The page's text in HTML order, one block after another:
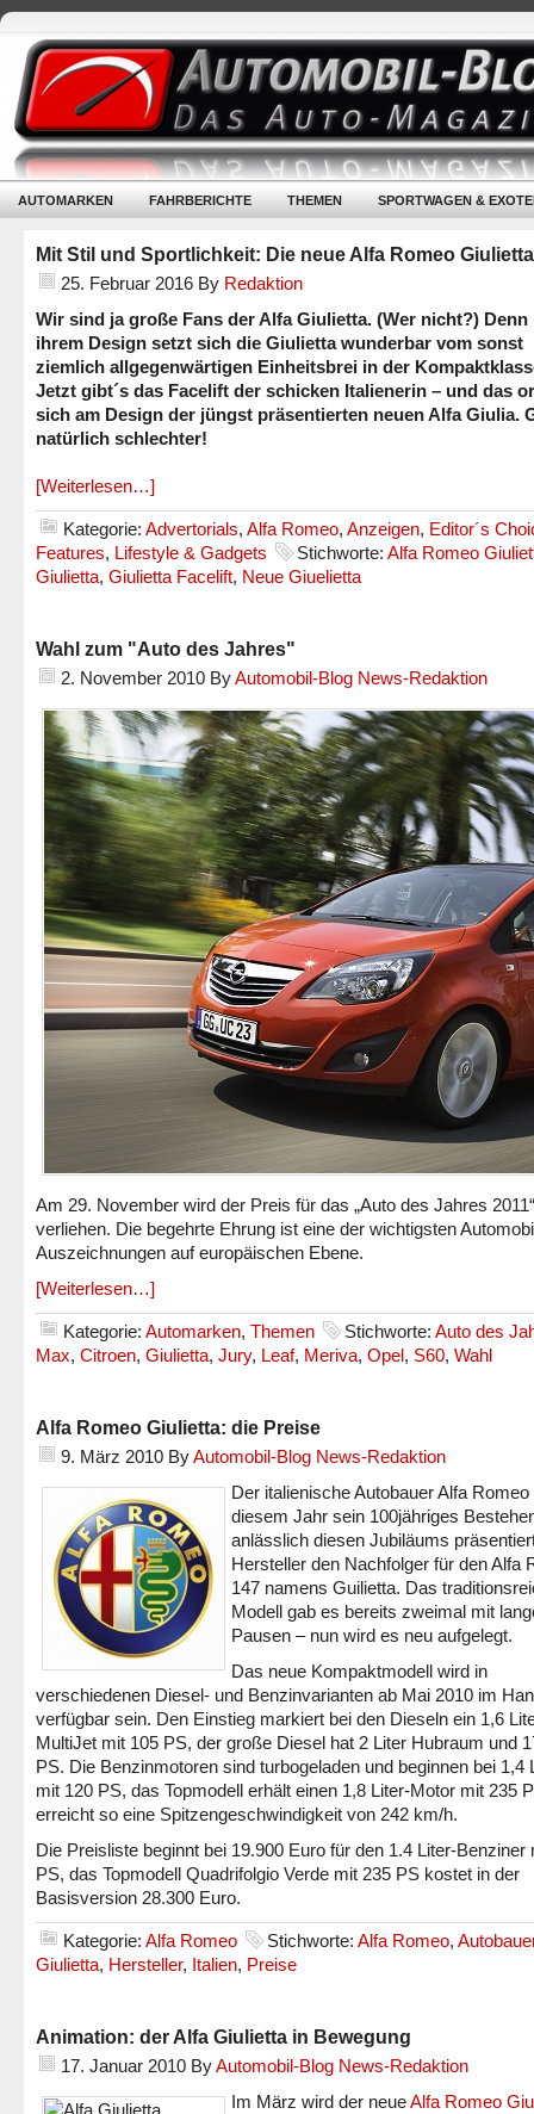
AUTOMARKEN FAHRBERICHTE THEMEN SPORTWAGEN &
Mit Stil und Sportlichkeit: Die neue Alfa Romeo Giulietta
25. Februar 2016 By Redaktion
Wir sind ja große Fans der Alfa Giulietta. (Wer nicht?) Denn
ihrem Design setzt sich die Giulietta wunderbar vom sonst
ziemlich allgegenwärtigen Einheitsbrei in der
Jetzt gibt´s das Facelift der schicken Italienerin – und das
sich am Design der jüngst präsentierten neuen Alfa Giulia.
natürlich schlechter!
[Weiterlesen…]
Kategorie: Advertorials, Alfa Romeo, Anzeigen, Editor´s
Features, Lifestyle & Gadgets Stichworte: Alfa Romeo
Giulietta, Giulietta Facelift, Neue Giuelietta
Wahl zum "Auto des Jahres"
2. November 2010 ByAutomobil-Blog News-Redaktion
Am 29. November wird der Preis für das „Auto des Jahres 2011“
verliehen. Die begehrte Ehrung ist eine der wichtigsten
Auszeichnungen auf europäischen Ebene.
[Weiterlesen…]
Kategorie: Automarken, Themen Stichworte: Auto des
Max, Citroen, Giulietta, Jury, Leaf, Meriva, Opel, S60, Wahl
Alfa Romeo Giulietta: die Preise
9. März 2010 ByAutomobil-Blog News-Redaktion
Der italienische Autobauer Alfa Romeo
diesem Jahr sein 100jähriges
anlässlich diesen Jubiläums
Hersteller den Nachfolger für den Alfa
147 namens Guilietta. Das
Modell gab es bereits zweimal mit
Pausen – nun wird es neu aufgelegt.
Das neue Kompaktmodell wird in
verschiedenen Diesel- und Benzinvarianten ab Mai 2010 im
verfügbar sein. Den Einstieg markiert bei den Dieseln ein 1,6
MultiJet mit 105 PS, der große Diesel hat 2 Liter Hubraum und
PS. Die Benzinmotoren sind turbogeladen und beginnen bei 1,4
mit 120 PS, das Topmodell erhält einen 1,8 Liter-Motor mit 235
erreicht so eine Spitzengeschwindigkeit von 242 km/h.
Die Preisliste beginnt bei 19.900 Euro für den 1.4 Liter-Benziner
PS, das Topmodell Quadrifolgio Verde mit 235 PS kostet in der
Basisversion 28.300 Euro.
Kategorie: Alfa Romeo Stichworte: Alfa Romeo,
Giulietta, Hersteller, Italien, Preise
Animation: der Alfa Giulietta in Bewegung
17. Januar 2010 ByAutomobil-Blog News-Redaktion
Im März wird der neueAlfa Romeo